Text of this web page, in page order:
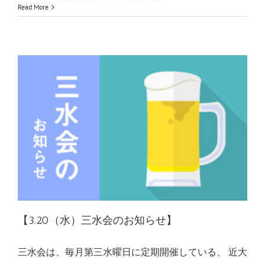
Read More
【3.20（水）三水会のお知らせ】
三水会は、毎月第三水曜日に定期開催している、 近大